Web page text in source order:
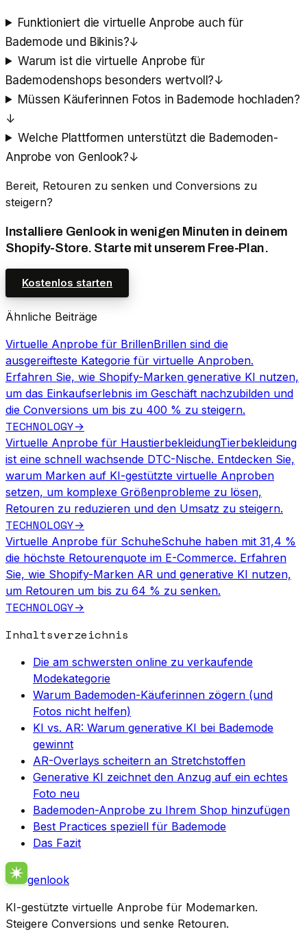
Funktioniert die virtuelle Anprobe auch für
Bademode und Bikinis?↓
Warum ist die virtuelle Anprobe für
Bademodenshops besonders wertvoll?↓
Müssen Käuferinnen Fotos in Bademode hochladen?
↓
Welche Plattformen unterstützt die Bademoden-
Anprobe von Genlook?↓
Bereit, Retouren zu senken und Conversions zu
steigern?
Installiere Genlook in wenigen Minuten in deinem
Shopify-Store. Starte mit unserem Free-Plan.
Kostenlos starten
Ähnliche Beiträge
Virtuelle Anprobe für BrillenBrillen sind die
ausgereifteste Kategorie für virtuelle Anproben.
Erfahren Sie, wie Shopify-Marken generative KI nutzen,
um das Einkaufserlebnis im Geschäft nachzubilden und
die Conversions um bis zu 400 % zu steigern.
TECHNOLOGY→
Virtuelle Anprobe für HaustierbekleidungTierbekleidung
ist eine schnell wachsende DTC-Nische. Entdecken Sie,
warum Marken auf KI-gestützte virtuelle Anproben
setzen, um komplexe Größenprobleme zu lösen,
Retouren zu reduzieren und den Umsatz zu steigern.
TECHNOLOGY→
Virtuelle Anprobe für SchuheSchuhe haben mit 31,4 %
die höchste Retourenquote im E-Commerce. Erfahren
Sie, wie Shopify-Marken AR und generative KI nutzen,
um Retouren um bis zu 64 % zu senken.
TECHNOLOGY→
Inhaltsverzeichnis
Die am schwersten online zu verkaufende
Modekategorie
Warum Bademoden-Käuferinnen zögern (und
Fotos nicht helfen)
KI vs. AR: Warum generative KI bei Bademode
gewinnt
AR-Overlays scheitern an Stretchstoffen
Generative KI zeichnet den Anzug auf ein echtes
Foto neu
Bademoden-Anprobe zu Ihrem Shop hinzufügen
Best Practices speziell für Bademode
Das Fazit
genlook
KI-gestützte virtuelle Anprobe für Modemarken.
Steigere Conversions und senke Retouren.